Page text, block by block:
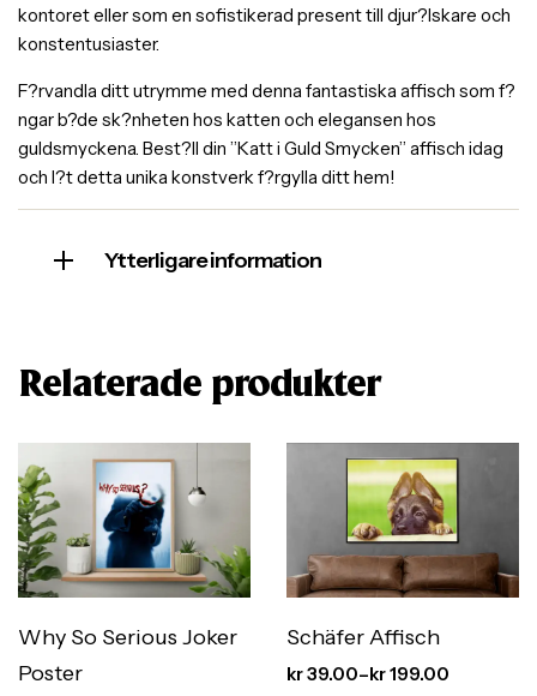
kontoret eller som en sofistikerad present till djur?lskare och
konstentusiaster.
F?rvandla ditt utrymme med denna fantastiska affisch som f?
ngar b?de sk?nheten hos katten och elegansen hos
guldsmyckena. Best?ll din ”Katt i Guld Smycken” affisch idag
och l?t detta unika konstverk f?rgylla ditt hem!
Ytterligare information
Relaterade produkter
Why So Serious Joker
Poster
Schäfer Affisch
kr39.00–kr199.00